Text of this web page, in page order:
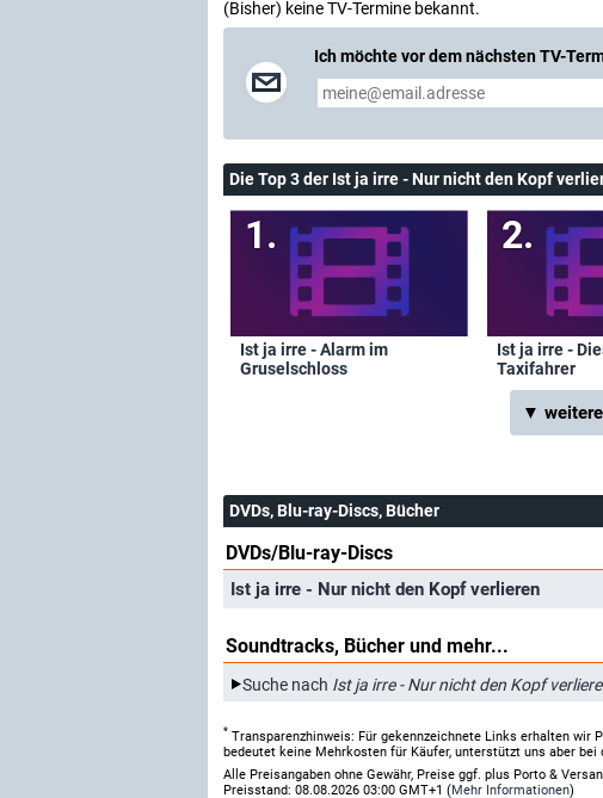
(Bisher) keine TV-Termine bekannt.
Ich möchte vor dem nächsten TV-
Die Top 3 der Ist ja irre - Nur nicht den Kopf
Ist ja irre - Alarm im
Gruselschloss
Ist ja irre -
Taxifahrer
▼
DVDs, Blu-ray-Discs, Bücher
DVDs/Blu-ray-Discs
Ist ja irre - Nur nicht den Kopf verlieren
Soundtracks, Bücher und mehr...
Suche nach Ist ja irre - Nur nicht den Kopf
* Transparenzhinweis: Für gekennzeichnete Links erhalten wir
bedeutet keine Mehrkosten für Käufer, unterstützt uns aber bei
Alle Preisangaben ohne Gewähr, Preise ggf. plus Porto &
Preisstand: 08.08.2026 03:00 GMT+1 (Mehr Informationen)